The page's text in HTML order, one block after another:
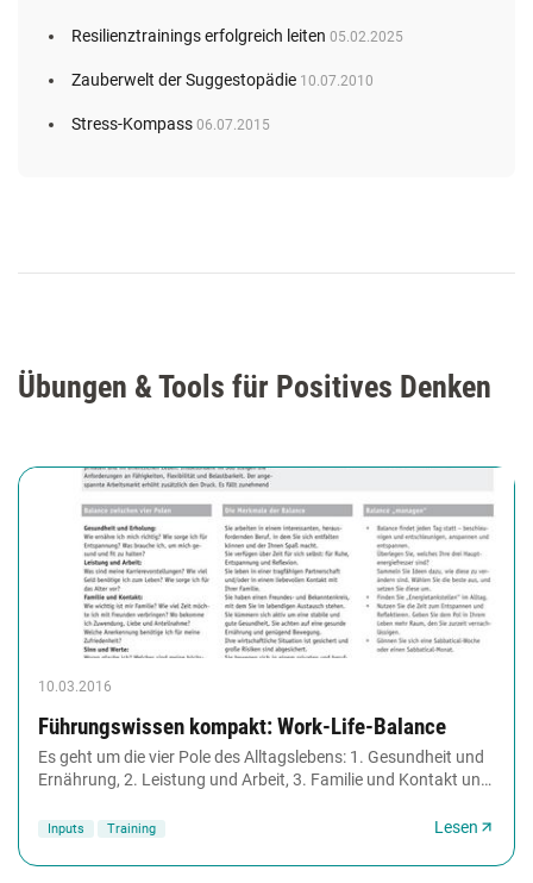
Resilienztrainings erfolgreich leiten 05.02.2025
Zauberwelt der Suggestopädie 10.07.2010
Stress-Kompass 06.07.2015
Übungen & Tools für Positives Denken
10.03.2016
Führungswissen kompakt: Work-Life-Balance
Es geht um die vier Pole des Alltagslebens: 1. Gesundheit und
Ernährung, 2. Leistung und Arbeit, 3. Familie und Kontakt und
Inputs Training Lesen